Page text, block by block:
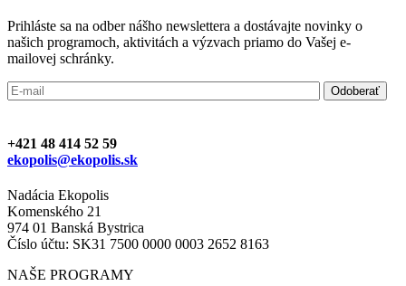
Prihláste sa na odber nášho newslettera a dostávajte novinky o
našich programoch, aktivitách a výzvach priamo do Vašej e-
mailovej schránky.
+421 48 414 52 59
ekopolis@ekopolis.sk
Nadácia Ekopolis
Komenského 21
974 01 Banská Bystrica
Číslo účtu: SK31 7500 0000 0003 2652 8163
NAŠE PROGRAMY